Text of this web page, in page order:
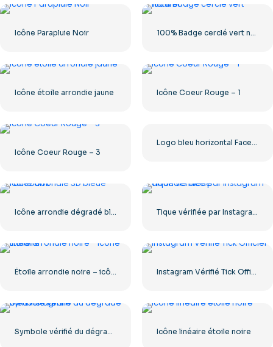
Icône Parapluie Noir 100% Badge cerclé vert naturel
Icône étoile arrondie jaune Icône Coeur Rouge – 1
Icône Coeur Rouge – 3
Logo bleu horizontal Facebook
Icône arrondie dégradé bleu Facebook Tique vérifiée par Instagram arrondie bleue
Étoile arrondie noire – icône linéaire Instagram Vérifié Tick Officiel
Symbole vérifié du dégradé bleu Instagram Icône linéaire étoile noire